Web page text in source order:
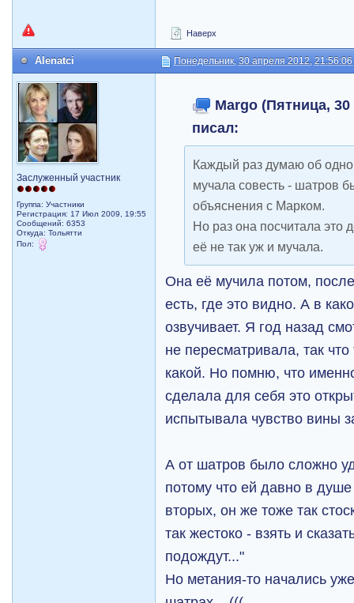
Наверх
Alenatci Понедельник, 30 апреля 2012, 21:56:06
Заслуженный участник
Группа: Участники
Регистрация: 17 Июл 2009, 19:55
Сообщений: 6353
Откуда: Тольятти
Пол:
Margo (Пятница, 30
писал:
Каждый раз думаю об
мучала совесть - шатров
объяснения с Марком.
Но раз она посчитала это
её не так уж и мучала.
Она её мучила потом,
есть, где это видно. А в
озвучивает. Я год назад
не пересматривала, так что
какой. Но помню, что
сделала для себя это
испытывала чувство вины
А от шатров было сложно
потому что ей давно в
вторых, он же тоже так
так жестоко - взять и
подождут..."
Но метания-то начались